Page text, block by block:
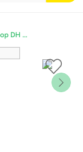
Juego de mesa Kpop DH Verdad o Reto Fotorama 1733